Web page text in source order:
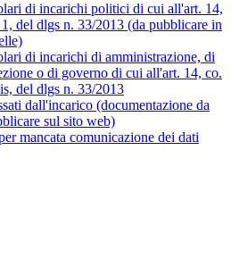
di incarichi politici di cui all'art. 14,
del dlgs n. 33/2013 (da pubblicare in
di incarichi di amministrazione, di
o di governo di cui all'art. 14, co.
del dlgs n. 33/2013
dall'incarico (documentazione da
sul sito web)
mancata comunicazione dei dati